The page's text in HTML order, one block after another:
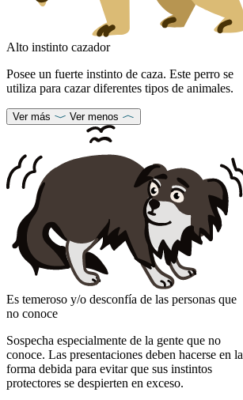
Alto instinto cazador
Posee un fuerte instinto de caza. Este perro se
utiliza para cazar diferentes tipos de animales.
Ver más Ver menos
Es temeroso y/o desconfía de las personas que
no conoce
Sospecha especialmente de la gente que no
conoce. Las presentaciones deben hacerse en la
forma debida para evitar que sus instintos
protectores se despierten en exceso.